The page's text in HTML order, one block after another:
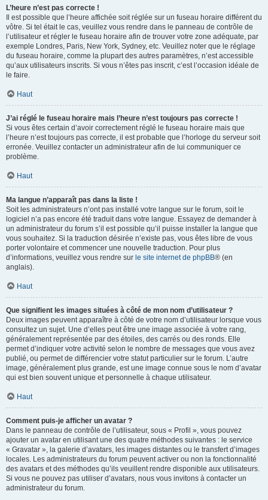
L’heure n’est pas correcte !
Il est possible que l’heure affichée soit réglée sur un fuseau horaire différent du
vôtre. Si tel était le cas, veuillez vous rendre dans le panneau de contrôle de
l’utilisateur et régler le fuseau horaire afin de trouver votre zone adéquate, par
exemple Londres, Paris, New York, Sydney, etc. Veuillez noter que le réglage
du fuseau horaire, comme la plupart des autres paramètres, n’est accessible
qu’aux utilisateurs inscrits. Si vous n’êtes pas inscrit, c’est l’occasion idéale de
le faire.
Haut
J’ai réglé le fuseau horaire mais l’heure n’est toujours pas correcte !
Si vous êtes certain d’avoir correctement réglé le fuseau horaire mais que
l’heure n’est toujours pas correcte, il est probable que l’horloge du serveur soit
erronée. Veuillez contacter un administrateur afin de lui communiquer ce
problème.
Haut
Ma langue n’apparaît pas dans la liste !
Soit les administrateurs n’ont pas installé votre langue sur le forum, soit le
logiciel n’a pas encore été traduit dans votre langue. Essayez de demander à
un administrateur du forum s’il est possible qu’il puisse installer la langue que
vous souhaitez. Si la traduction désirée n’existe pas, vous êtes libre de vous
porter volontaire et commencer une nouvelle traduction. Pour plus
d’informations, veuillez vous rendre sur le site internet de phpBB® (en
anglais).
Haut
Que signifient les images situées à côté de mon nom d’utilisateur ?
Deux images peuvent apparaître à côté de votre nom d’utilisateur lorsque vous
consultez un sujet. Une d’elles peut être une image associée à votre rang,
généralement représentée par des étoiles, des carrés ou des ronds. Elle
permet d’indiquer votre activité selon le nombre de messages que vous avez
publié, ou permet de différencier votre statut particulier sur le forum. L’autre
image, généralement plus grande, est une image connue sous le nom d’avatar
qui est bien souvent unique et personnelle à chaque utilisateur.
Haut
Comment puis-je afficher un avatar ?
Dans le panneau de contrôle de l’utilisateur, sous « Profil », vous pouvez
ajouter un avatar en utilisant une des quatre méthodes suivantes : le service
« Gravatar », la galerie d’avatars, les images distantes ou le transfert d’images
locales. Les administrateurs du forum peuvent activer ou non la fonctionnalité
des avatars et des méthodes qu’ils veuillent rendre disponible aux utilisateurs.
Si vous ne pouvez pas utiliser d’avatars, nous vous invitons à contacter un
administrateur du forum.